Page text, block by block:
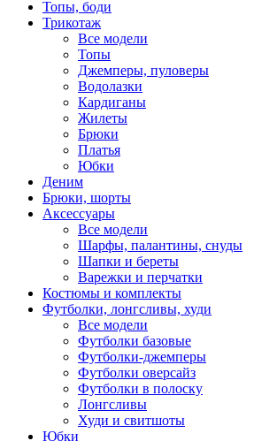
Топы, боди
Трикотаж
Все модели
Топы
Джемперы, пуловеры
Водолазки
Кардиганы
Жилеты
Брюки
Платья
Юбки
Деним
Брюки, шорты
Аксессуары
Все модели
Шарфы, палантины, снуды
Шапки и береты
Варежки и перчатки
Костюмы и комплекты
Футболки, лонгсливы, худи
Все модели
Футболки базовые
Футболки-джемперы
Футболки оверсайз
Футболки в полоску
Лонгсливы
Худи и свитшоты
Юбки